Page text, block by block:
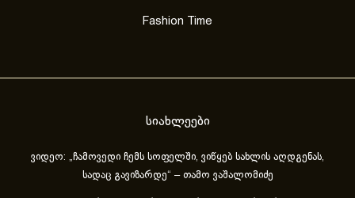
Fashion Time
სიახლეები
ვიდეო: „ჩამოვედი ჩემს სოფელში, ვიწყებ სახლის აღდგენას,
სადაც გავიზარდე“ – თამო ვაშალომიძე